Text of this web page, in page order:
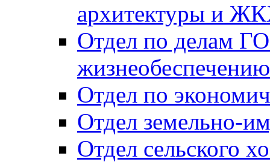
архитектуры и
Отдел по делам
Отдел по
Отдел земельно-
Отдел сельского